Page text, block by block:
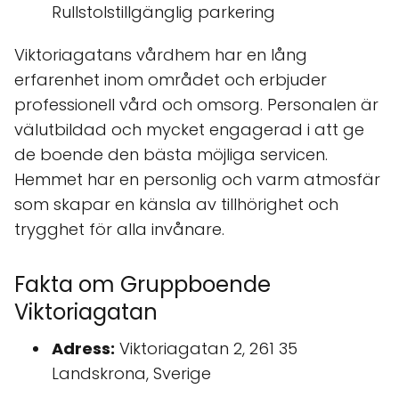
Rullstolstillgänglig parkering
Viktoriagatans vårdhem har en lång
erfarenhet inom området och erbjuder
professionell vård och omsorg. Personalen är
välutbildad och mycket engagerad i att ge
de boende den bästa möjliga servicen.
Hemmet har en personlig och varm atmosfär
som skapar en känsla av tillhörighet och
trygghet för alla invånare.
Fakta om Gruppboende
Viktoriagatan
Adress: Viktoriagatan 2, 261 35
Landskrona, Sverige